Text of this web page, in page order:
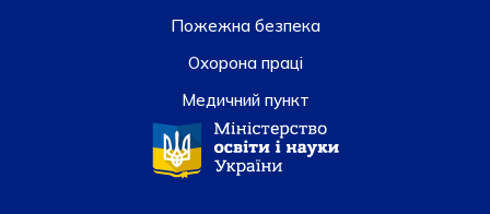
Пожежна безпека
Охорона праці
Медичний пункт